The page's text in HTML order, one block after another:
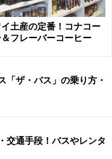
土産の定番！コナコー
＆フレーバーコーヒー
「ザ・バス」の乗り方・
交通手段！バスやレンタ